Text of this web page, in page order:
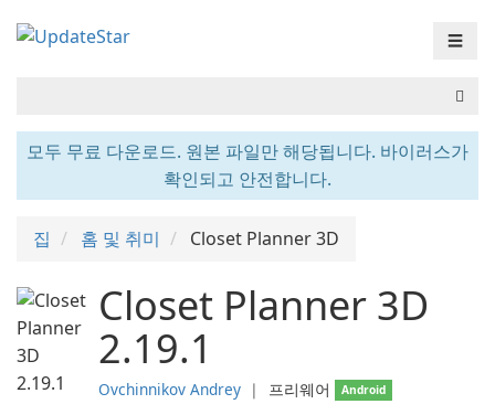
☰
모두 무료 다운로드. 원본 파일만 해당됩니다. 바이러스가
확인되고 안전합니다.
집 홈 및 취미 Closet Planner 3D
Closet Planner 3D
2.19.1
Ovchinnikov Andrey ❘ 프리웨어 Android